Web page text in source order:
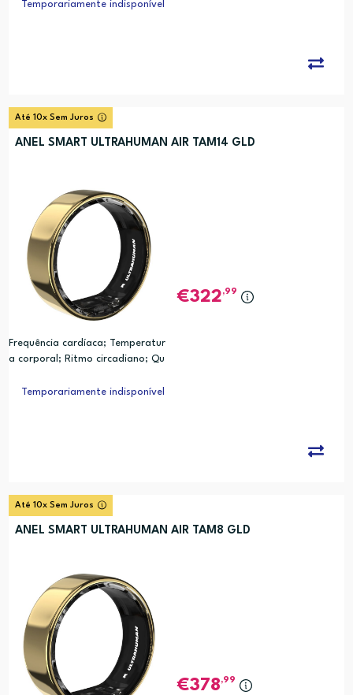
orias; Analise de Relogio Biologic
Temporariamente indisponível
Até 10x Sem Juros
ANEL SMART ULTRAHUMAN AIR TAM14 GLD
Frequência cardíaca; Temperatur
a corporal; Ritmo circadiano; Qu
orias; Analise de Relogio Biologic
322,99
Temporariamente indisponível
Até 10x Sem Juros
ANEL SMART ULTRAHUMAN AIR TAM8 GLD
378,99